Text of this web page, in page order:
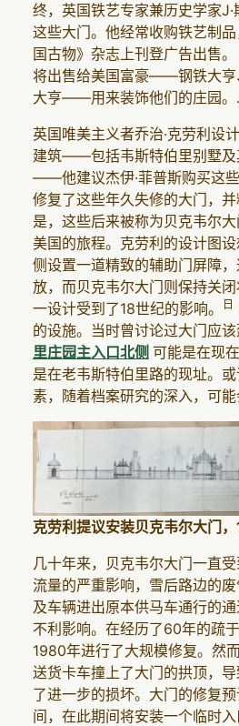
终，英国铁艺专家兼历史学家J·
这些大门。他经常收购铁艺制
国古物》杂志上刊登广告出售。
将出售给美国富豪——钢铁大亨
大亨——用来装饰他们的庄园。.
英国唯美主义者乔治·克劳利设
建筑——包括韦斯特伯里别墅及
——他建议杰伊·菲普斯购买这
修复了这些年久失修的大门，
是，这些后来被称为贝克韦尔
美国的旅程。克劳利的设计图
侧设置一道精致的辅助门屏障
放，而贝克韦尔大门则保持关
一设计受到了18世纪的影响。
日
的设施。当时曾讨论过大门应该
里庄园主入口北侧 可能是在现
是在老韦斯特伯里路的现址。
素，随着档案研究的深入，可
克劳利提议安装贝克韦尔大门
几十年来，贝克韦尔大门一直
流量的严重影响，雪后路边的
及车辆进出原本供马车通行的
不利影响。在经历了60年的疏
1980年进行了大规模修复。然
送货卡车撞上了大门的拱顶，
了进一步的损坏。大门的修复
间，在此期间将安装一个临时